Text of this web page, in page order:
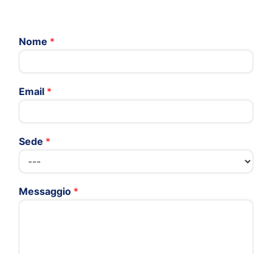
Nome *
Email *
Sede *
Messaggio *